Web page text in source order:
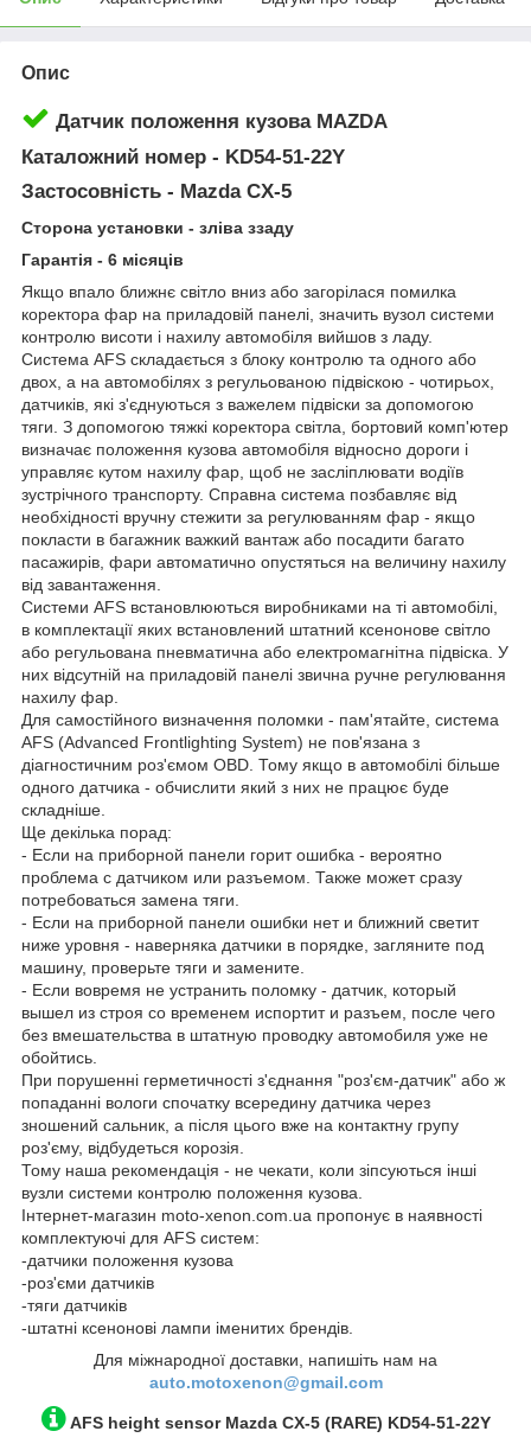
Опис
Датчик положення кузова MAZDA
Каталожний номер - KD54-51-22Y
Застосовність - Mazda CX-5
Сторона установки - зліва ззаду
Гарантія - 6 місяців
Якщо впало ближнє світло вниз або загорілася помилка
коректора фар на приладовій панелі, значить вузол системи
контролю висоти і нахилу автомобіля вийшов з ладу.
Система AFS складається з блоку контролю та одного або
двох, а на автомобілях з регульованою підвіскою - чотирьох,
датчиків, які з'єднуються з важелем підвіски за допомогою
тяги. З допомогою тяжкі коректора світла, бортовий комп'ютер
визначає положення кузова автомобіля відносно дороги і
управляє кутом нахилу фар, щоб не засліплювати водіїв
зустрічного транспорту. Справна система позбавляє від
необхідності вручну стежити за регулюванням фар - якщо
покласти в багажник важкий вантаж або посадити багато
пасажирів, фари автоматично опустяться на величину нахилу
від завантаження.
Системи AFS встановлюються виробниками на ті автомобілі,
в комплектації яких встановлений штатний ксенонове світло
або регульована пневматична або електромагнітна підвіска. У
них відсутній на приладовій панелі звична ручне регулювання
нахилу фар.
Для самостійного визначення поломки - пам'ятайте, система
AFS (Advanced Frontlighting System) не пов'язана з
діагностичним роз'ємом OBD. Тому якщо в автомобілі більше
одного датчика - обчислити який з них не працює буде
складніше.
Ще декілька порад:
- Если на приборной панели горит ошибка - вероятно
проблема с датчиком или разъемом. Также может сразу
потребоваться замена тяги.
- Если на приборной панели ошибки нет и ближний светит
ниже уровня - наверняка датчики в порядке, загляните под
машину, проверьте тяги и замените.
- Если вовремя не устранить поломку - датчик, который
вышел из строя со временем испортит и разъем, после чего
без вмешательства в штатную проводку автомобиля уже не
обойтись.
При порушенні герметичності з'єднання "роз'єм-датчик" або ж
попаданні вологи спочатку всередину датчика через
зношений сальник, а після цього вже на контактну групу
роз'єму, відбудеться корозія.
Тому наша рекомендація - не чекати, коли зіпсуються інші
вузли системи контролю положення кузова.
Інтернет-магазин moto-xenon.com.ua пропонує в наявності
комплектуючі для AFS систем:
-датчики положення кузова
-роз'єми датчиків
-тяги датчиків
-штатні ксенонові лампи іменитих брендів.
Для міжнародної доставки, напишіть нам на
auto.motoxenon@gmail.com
AFS height sensor Mazda CX-5(RARE) KD54-51-22Y